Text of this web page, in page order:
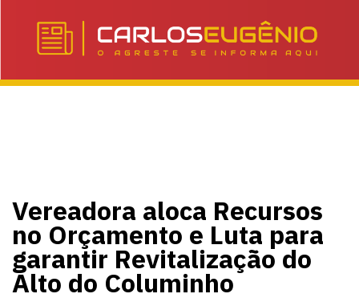
Vereadora aloca Recursos
no Orçamento e Luta para
garantir Revitalização do
Alto do Columinho